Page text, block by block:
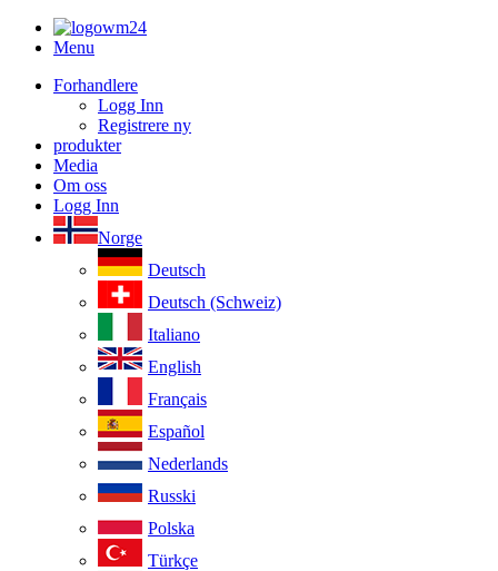
Menu
Forhandlere
Logg Inn
Registrere ny
produkter
Media
Om oss
Logg Inn
Norge
Deutsch
Deutsch (Schweiz)
Italiano
English
Français
Español
Nederlands
Russki
Polska
Türkçe